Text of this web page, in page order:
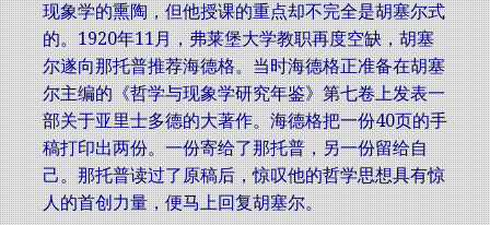
现象学的熏陶，但他授课的重点却不完全是胡塞尔式
的。1920年11月，弗莱堡大学教职再度空缺，胡塞
尔遂向那托普推荐海德格。当时海德格正准备在胡塞
尔主编的《哲学与现象学研究年鉴》第七卷上发表一
部关于亚里士多德的大著作。海德格把一份40页的手
稿打印出两份。一份寄给了那托普，另一份留给自
己。那托普读过了原稿后，惊叹他的哲学思想具有惊
人的首创力量，便马上回复胡塞尔。